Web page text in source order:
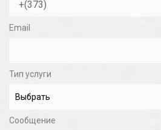
Email
Тип услуги
Сообщение